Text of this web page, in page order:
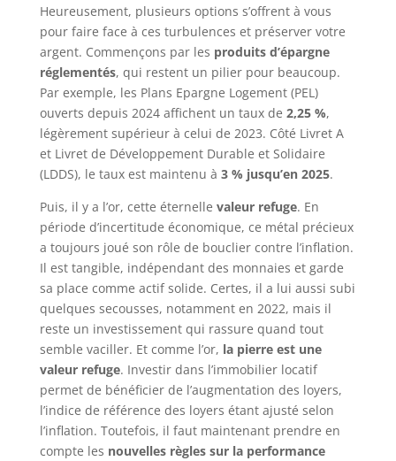
Heureusement, plusieurs options s’offrent à vous
pour faire face à ces turbulences et préserver votre
argent. Commençons par les produits d’épargne
réglementés, qui restent un pilier pour beaucoup.
Par exemple, les Plans Epargne Logement (PEL)
ouverts depuis 2024 affichent un taux de 2,25 %,
légèrement supérieur à celui de 2023. Côté Livret A
et Livret de Développement Durable et Solidaire
(LDDS), le taux est maintenu à 3 % jusqu’en 2025.
Puis, il y a l’or, cette éternelle valeur refuge. En
période d’incertitude économique, ce métal précieux
a toujours joué son rôle de bouclier contre l’inflation.
Il est tangible, indépendant des monnaies et garde
sa place comme actif solide. Certes, il a lui aussi subi
quelques secousses, notamment en 2022, mais il
reste un investissement qui rassure quand tout
semble vaciller. Et comme l’or, la pierre est une
valeur refuge. Investir dans l’immobilier locatif
permet de bénéficier de l’augmentation des loyers,
l’indice de référence des loyers étant ajusté selon
l’inflation. Toutefois, il faut maintenant prendre en
compte les nouvelles règles sur la performance